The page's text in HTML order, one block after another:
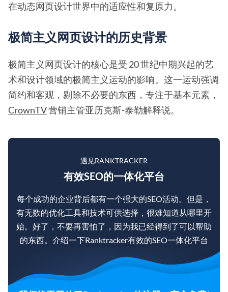
在动态网页设计世界中的适应性和复原力。
极简主义网页设计的历史背景
极简主义网页设计的核心是受 20 世纪中期兴起的艺
术和设计领域的极简主义运动的影响。这一运动强调
简约和客观，剔除不必要的东西，专注于基本元素，
CrownTV营销主管亚历克斯-泰勒解释说。
遇见RANKTRACKER
有效SEO的一体化平台
每个成功的企业背后都有一个强大的SEO活动。但是，
有无数的优化工具和技术可供选择，很难知道从哪里开
始。好了，不要再害怕了，因为我已经得到了可以帮助
的东西。介绍一下Ranktracker有效的SEO一体化平台